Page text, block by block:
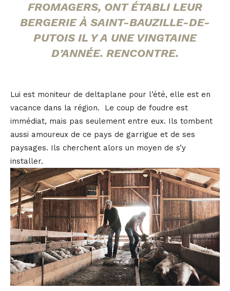
FROMAGERS, ONT ÉTABLI LEUR
BERGERIE À SAINT-BAUZILLE-DE-
PUTOIS IL Y A UNE VINGTAINE
D’ANNÉE. RENCONTRE.
Lui est moniteur de deltaplane pour l’été, elle est en
vacance dans la région. Le coup de foudre est
immédiat, mais pas seulement entre eux. Ils tombent
aussi amoureux de ce pays de garrigue et de ses
paysages. Ils cherchent alors un moyen de s’y
installer.